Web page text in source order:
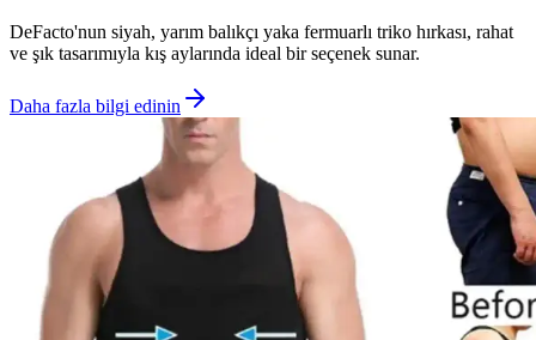
DeFacto'nun siyah, yarım balıkçı yaka fermuarlı triko hırkası, rahat
ve şık tasarımıyla kış aylarında ideal bir seçenek sunar.
Daha fazla bilgi edinin